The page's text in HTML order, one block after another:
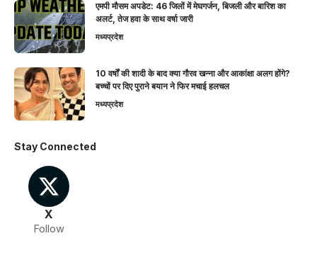
एमपी मौसम अपडेट: 46 जिलों में मेघगर्जन, बिजली और बारिश का
अलर्ट, तेज हवा के साथ वर्षा जारी
मध्यप्रदेश
10 वर्षों की शादी के बाद क्या गौरव खन्ना और आकांक्षा अलग होंगे?
बच्चों पर दिए पुराने बयान ने फिर मचाई हलचल
मध्यप्रदेश
Stay Connected
X
Follow